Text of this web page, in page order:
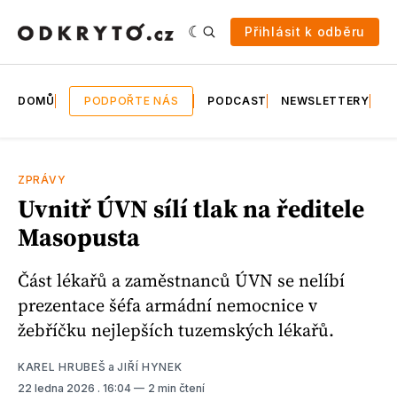
Přihlásit k odběru
DOMŮ PODPOŘTE NÁS PODCAST NEWSLETTERY
ZPRÁVY
Uvnitř ÚVN sílí tlak na ředitele
Masopusta
Část lékařů a zaměstnanců ÚVN se nelíbí
prezentace šéfa armádní nemocnice v
žebříčku nejlepších tuzemských lékařů.
KAREL HRUBEŠ aJIŘÍ HYNEK
22 ledna 2026 . 16:04 2 min čtení